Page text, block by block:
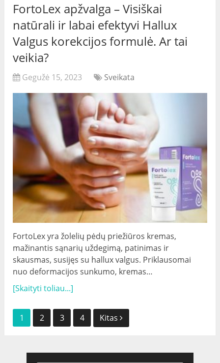
FortoLex apžvalga – Visiškai
natūrali ir labai efektyvi Hallux
Valgus korekcijos formulė. Ar tai
veikia?
Gegužė 15, 2023 Sveikata
FortoLex yra žolelių pėdų priežiūros kremas,
mažinantis sąnarių uždegimą, patinimas ir
skausmas, susijęs su hallux valgus. Priklausomai
nuo deformacijos sunkumo, kremas…
[Skaityti toliau...]
Pranešimai
1 2 3 4 Kitas